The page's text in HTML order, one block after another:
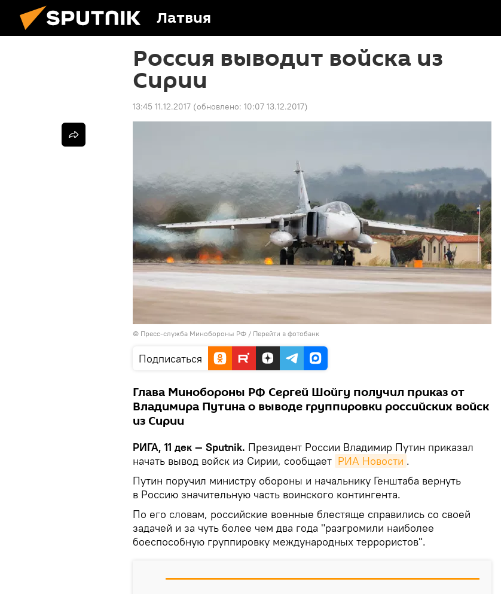
Латвия
Россия выводит войска из
Сирии
13:45 11.12.2017 (обновлено: 10:07 13.12.2017)
© Пресс-служба Минобороны РФ / Перейти в фотобанк
Подписаться
Глава Минобороны РФ Сергей Шойгу получил приказ от
Владимира Путина о выводе группировки российских войск
из Сирии
РИГА, 11 дек — Sputnik. Президент России Владимир Путин приказал
начать вывод войск из Сирии, сообщает РИА Новости .
Путин поручил министру обороны и начальнику Генштаба вернуть
в Россию значительную часть воинского контингента.
По его словам, российские военные блестяще справились со своей
задачей и за чуть более чем два года "разгромили наиболее
боеспособную группировку международных террористов".